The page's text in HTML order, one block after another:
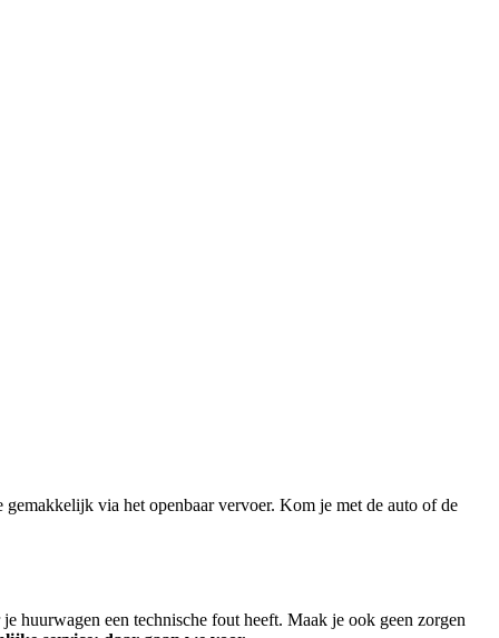
via het openbaar vervoer. Kom je met de auto of de
huurwagen een technische fout heeft. Maak je ook geen zorgen